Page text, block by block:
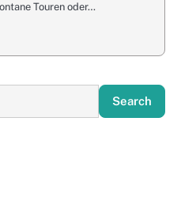
Touren oder…
Search